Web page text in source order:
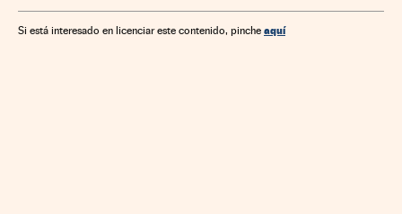
Industria Ciencia
Si está interesado en licenciar este contenido, pinche aquí